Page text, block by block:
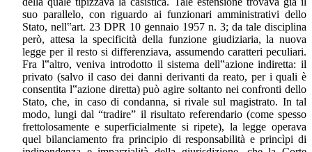
suo parallelo, con riguardo ai funzionari amministrativi dello
Stato, nell‟art. 23 DPR 10 gennaio 1957 n. 3; da tale disciplina
però, attesa la specificità della funzione giudiziaria, la nuova
legge per il resto si differenziava, assumendo caratteri peculiari.
Fra l‟altro, veniva introdotto il sistema dell‟azione indiretta: il
privato (salvo il caso dei danni derivanti da reato, per i quali è
consentita l‟azione diretta) può agire soltanto nei confronti dello
Stato, che, in caso di condanna, si rivale sul magistrato. In tal
modo, lungi dal “tradire” il risultato referendario (come spesso
frettolosamente e superficialmente si ripete), la legge operava
quel bilanciamento fra principio di responsabilità e princìpi di